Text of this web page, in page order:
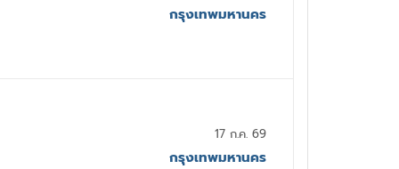
กรุงเทพมหานคร
17 ก.ค. 69
กรุงเทพมหานคร